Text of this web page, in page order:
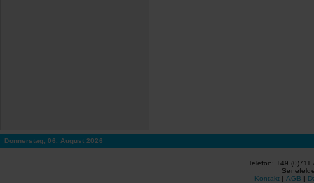
Donnerstag, 06. August 2026
Telefon: +49
Kontakt | AGB |